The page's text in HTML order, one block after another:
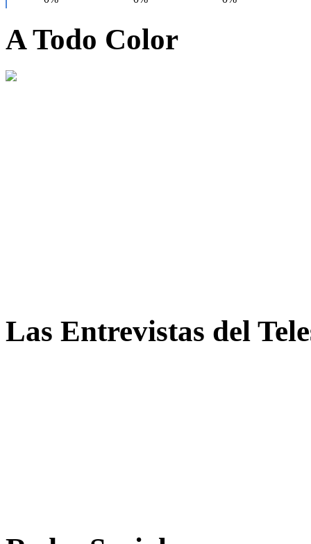
A Todo Color
Las Entrevistas del